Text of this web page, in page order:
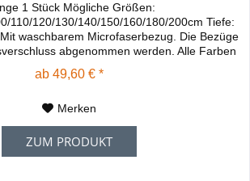
1 Stück Mögliche Größen:
110/120/130/140/150/160/180/200cm Tiefe:
waschbarem Microfaserbezug. Die Bezüge
abgenommen werden. Alle Farben
waschbar - Raumgewicht 30kg/m³, - Für
mit Matratzen sehr gut geeignet. - Kann
ab 49,60 € *
Merken
ZUM PRODUKT